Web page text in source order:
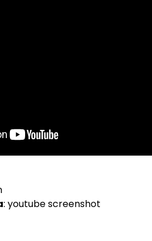
: youtube screenshot